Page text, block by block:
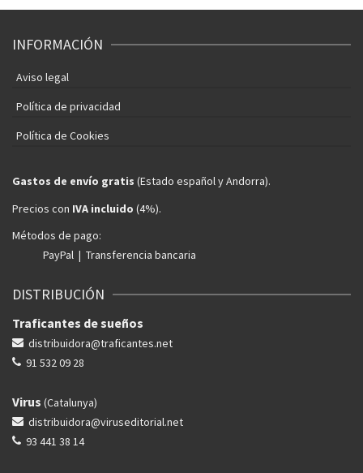
INFORMACIÓN
Aviso legal
Política de privacidad
Política de Cookies
Gastos de envío gratis (Estado español y Andorra).
Precios con IVA incluido (4%).
Métodos de pago:
PayPal | Transferencia bancaria
DISTRIBUCIÓN
Traficantes de sueños
distribuidora@traficantes.net
91 532 09 28
Virus (Catalunya)
distribuidora@viruseditorial.net
93 441 38 14